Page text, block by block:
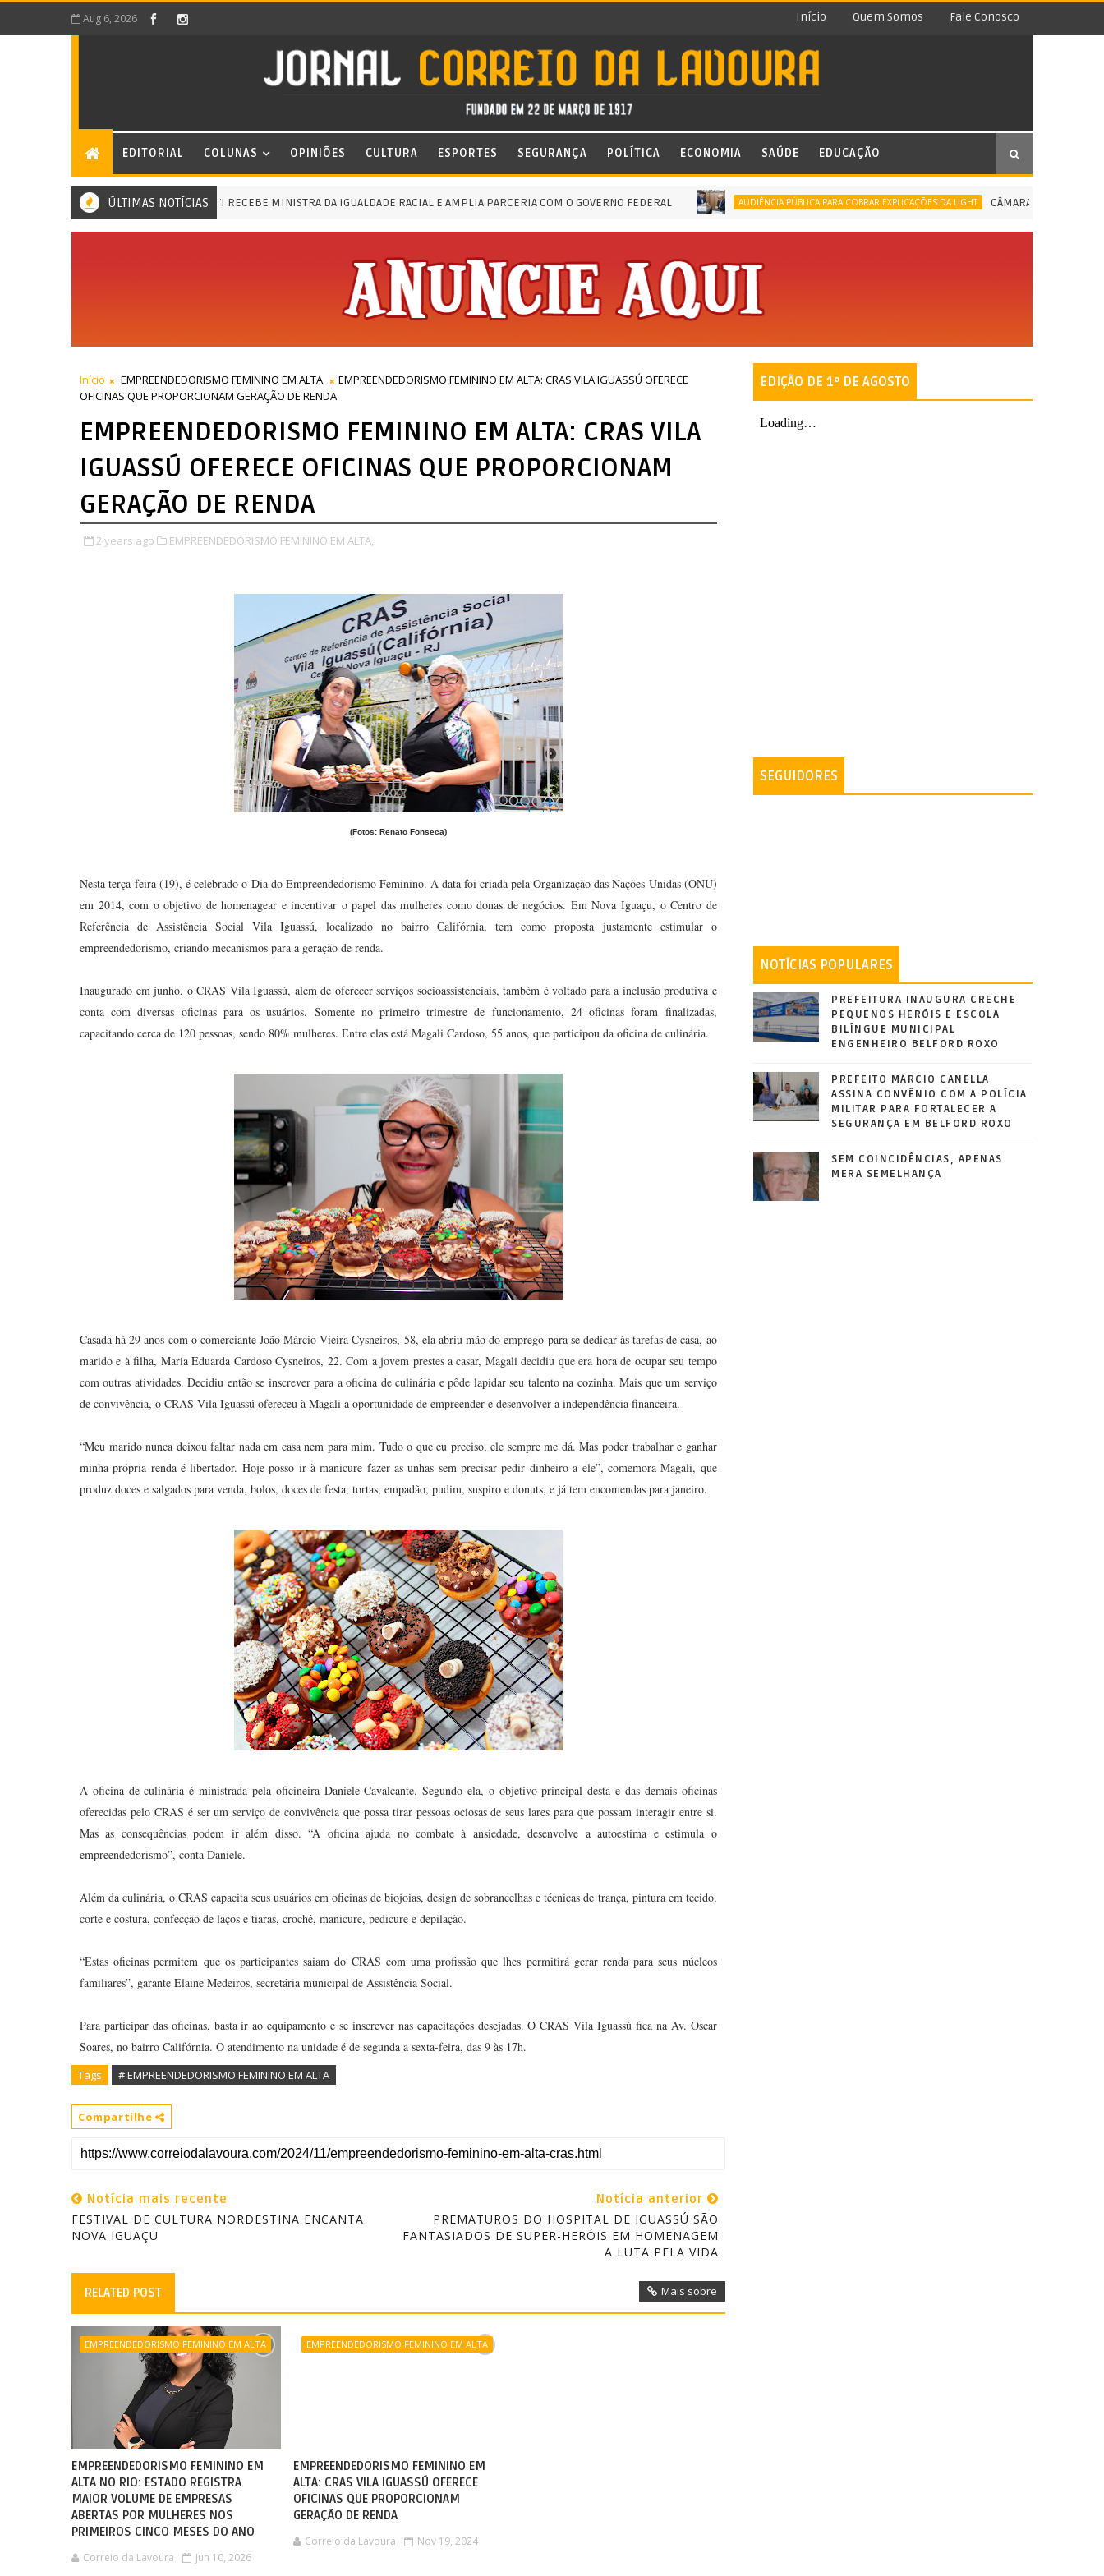
Aug 6, 2026 Início Quem Somos Fale Conosco
EDITORIAL COLUNAS OPINIÕES CULTURA ESPORTES SEGURANÇA POLÍTICA ECONOMIA SAÚDE EDUCAÇÃO
ÚLTIMAS NOTÍCIAS
MINISTRA DA IGUALDADE RACIAL MERITI RECEBE MINISTRA DA IGUALDADE RACIAL E AMPLIA PARCERIA COM O GOVERNO FEDERAL AUDIÊNCIA PÚBLICA PARA COBRAR EXPLICAÇÕES DA LIGHT CÂMARA DE NOVA IGUAÇU
Início EMPREENDEDORISMO FEMININO EM ALTA
EMPREENDEDORISMO FEMININO EM ALTA: CRAS VILA IGUASSÚ OFERECE
OFICINAS QUE PROPORCIONAM GERAÇÃO DE RENDA
EMPREENDEDORISMO FEMININO EM ALTA: CRAS VILA
IGUASSÚ OFERECE OFICINAS QUE PROPORCIONAM
GERAÇÃO DE RENDA
2 years ago EMPREENDEDORISMO FEMININO EM ALTA,
(Fotos: Renato Fonseca)
Nesta terça-feira (19), é celebrado o Dia do Empreendedorismo Feminino. A data foi criada pela Organização das Nações Unidas (ONU)
em 2014, com o objetivo de homenagear e incentivar o papel das mulheres como donas de negócios. Em Nova Iguaçu, o Centro de
Referência de Assistência Social Vila Iguassú, localizado no bairro Califórnia, tem como proposta justamente estimular o
empreendedorismo, criando mecanismos para a geração de renda.
Inaugurado em junho, o CRAS Vila Iguassú, além de oferecer serviços socioassistenciais, também é voltado para a inclusão produtiva e
conta com diversas oficinas para os usuários. Somente no primeiro trimestre de funcionamento, 24 oficinas foram finalizadas,
capacitando cerca de 120 pessoas, sendo 80% mulheres. Entre elas está Magali Cardoso, 55 anos, que participou da oficina de culinária.
Casada há 29 anos com o comerciante João Márcio Vieira Cysneiros, 58, ela abriu mão do emprego para se dedicar às tarefas de casa, ao
marido e à filha, Maria Eduarda Cardoso Cysneiros, 22. Com a jovem prestes a casar, Magali decidiu que era hora de ocupar seu tempo
com outras atividades. Decidiu então se inscrever para a oficina de culinária e pôde lapidar seu talento na cozinha. Mais que um serviço
de convivência, o CRAS Vila Iguassú ofereceu à Magali a oportunidade de empreender e desenvolver a independência financeira.
“Meu marido nunca deixou faltar nada em casa nem para mim. Tudo o que eu preciso, ele sempre me dá. Mas poder trabalhar e ganhar
minha própria renda é libertador. Hoje posso ir à manicure fazer as unhas sem precisar pedir dinheiro a ele”, comemora Magali, que
produz doces e salgados para venda, bolos, doces de festa, tortas, empadão, pudim, suspiro e donuts, e já tem encomendas para janeiro.
A oficina de culinária é ministrada pela oficineira Daniele Cavalcante. Segundo ela, o objetivo principal desta e das demais oficinas
oferecidas pelo CRAS é ser um serviço de convivência que possa tirar pessoas ociosas de seus lares para que possam interagir entre si.
Mas as consequências podem ir além disso. “A oficina ajuda no combate à ansiedade, desenvolve a autoestima e estimula o
empreendedorismo”, conta Daniele.
Além da culinária, o CRAS capacita seus usuários em oficinas de biojoias, design de sobrancelhas e técnicas de trança, pintura em tecido,
corte e costura, confecção de laços e tiaras, crochê, manicure, pedicure e depilação.
“Estas oficinas permitem que os participantes saiam do CRAS com uma profissão que lhes permitirá gerar renda para seus núcleos
familiares”, garante Elaine Medeiros, secretária municipal de Assistência Social.
Para participar das oficinas, basta ir ao equipamento e se inscrever nas capacitações desejadas. O CRAS Vila Iguassú fica na Av. Oscar
Soares, no bairro Califórnia. O atendimento na unidade é de segunda a sexta-feira, das 9 às 17h.
Tags # EMPREENDEDORISMO FEMININO EM ALTA
Compartilhe
Notícia mais recente
FESTIVAL DE CULTURA NORDESTINA ENCANTA
NOVA IGUAÇU
Notícia anterior
PREMATUROS DO HOSPITAL DE IGUASSÚ SÃO
FANTASIADOS DE SUPER-HERÓIS EM HOMENAGEM
A LUTA PELA VIDA
RELATED POST Mais sobre
EMPREENDEDORISMO FEMININO EM ALTA
EMPREENDEDORISMO FEMININO EM
ALTA NO RIO: ESTADO REGISTRA
MAIOR VOLUME DE EMPRESAS
ABERTAS POR MULHERES NOS
PRIMEIROS CINCO MESES DO ANO
Correio da Lavoura Jun 10, 2026
EMPREENDEDORISMO FEMININO EM ALTA
EMPREENDEDORISMO FEMININO EM
ALTA: CRAS VILA IGUASSÚ OFERECE
OFICINAS QUE PROPORCIONAM
GERAÇÃO DE RENDA
Correio da Lavoura Nov 19, 2024
EDIÇÃO DE 1º DE AGOSTO
SEGUIDORES
NOTÍCIAS POPULARES
PREFEITURA INAUGURA CRECHE
PEQUENOS HERÓIS E ESCOLA
BILÍNGUE MUNICIPAL
ENGENHEIRO BELFORD ROXO
PREFEITO MÁRCIO CANELLA
ASSINA CONVÊNIO COM A POLÍCIA
MILITAR PARA FORTALECER A
SEGURANÇA EM BELFORD ROXO
SEM COINCIDÊNCIAS, APENAS
MERA SEMELHANÇA